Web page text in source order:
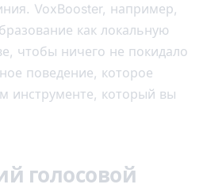
VoxBooster, например,
как локальную
чтобы ничего не покидало
поведение, которое
инструменте, который вы
голосовой